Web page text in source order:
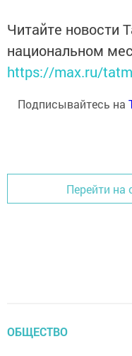
Читайте новости
национальном
https://max.ru/
Подписывайтесь на
Перейти на
ОБЩЕСТВО